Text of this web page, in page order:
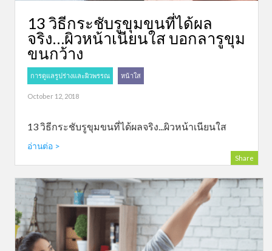
13 วิธีกระชับรูขุมขนที่ได้ผล
จริง…ผิวหน้าเนียนใส บอกลารูขุม
ขนกว้าง
การดูแลรูปร่างและผิวพรรณ หน้าใส
October 12, 2018
13 วิธีกระชับรูขุมขนที่ได้ผลจริง...ผิวหน้าเนียนใส
อ่านต่อ >
Share